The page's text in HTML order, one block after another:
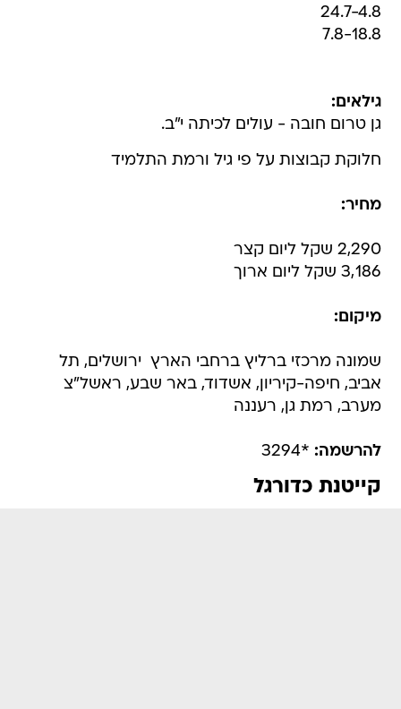
24.7-4.8
7.8-18.8
גילאים:
גן טרום חובה - עולים לכיתה י"ב.
חלוקת קבוצות על פי גיל ורמת התלמיד
מחיר:
2,290 שקל ליום קצר
3,186 שקל ליום ארוך
מיקום:
שמונה מרכזי ברליץ ברחבי הארץ  ירושלים, תל
אביב, חיפה-קיריון, אשדוד, באר שבע, ראשל"צ
מערב, רמת גן, רעננה
להרשמה: *3294
קייטנת כדורגל